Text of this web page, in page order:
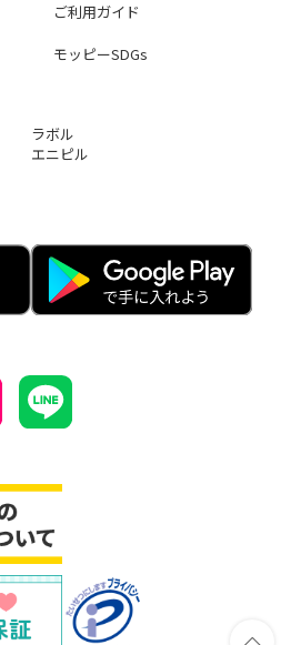
ご利用ガイド
モッピーSDGs
ラボル
エニピル